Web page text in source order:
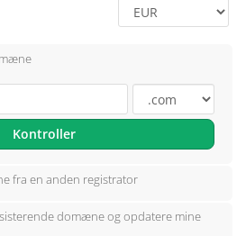
Kontroller
fra en anden registrator
domæne og opdatere mine